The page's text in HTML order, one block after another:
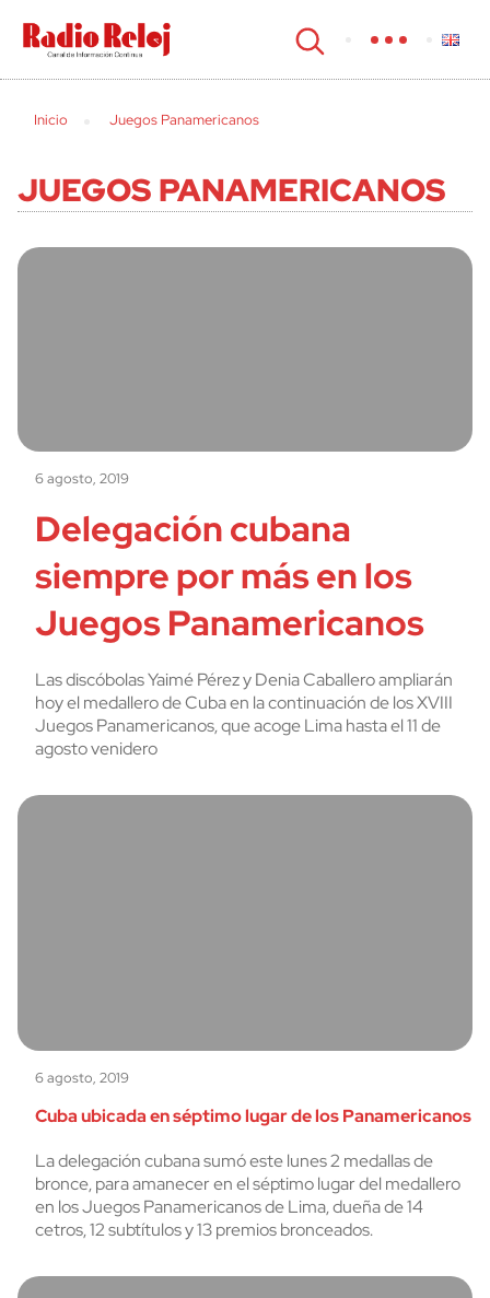
cerrar
Inicio Juegos Panamericanos
JUEGOS PANAMERICANOS
6 agosto, 2019
Delegación cubana
siempre por más en los
Juegos Panamericanos
Las discóbolas Yaimé Pérez y Denia Caballero ampliarán
hoy el medallero de Cuba en la continuación de los XVIII
Juegos Panamericanos, que acoge Lima hasta el 11 de
agosto venidero
6 agosto, 2019
Cuba ubicada en séptimo lugar de los Panamericanos
La delegación cubana sumó este lunes 2 medallas de
bronce, para amanecer en el séptimo lugar del medallero
en los Juegos Panamericanos de Lima, dueña de 14
cetros, 12 subtítulos y 13 premios bronceados.